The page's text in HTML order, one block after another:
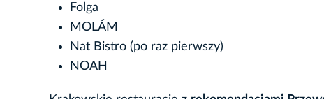
Folga
MOLÁM
Nat Bistro (po raz pierwszy)
NOAH